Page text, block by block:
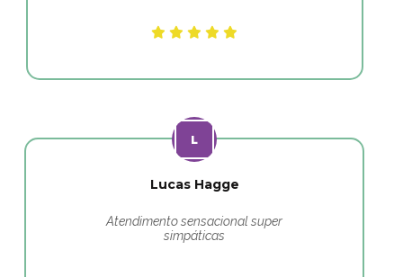
Lucas Hagge
Atendimento sensacional super
simpáticas